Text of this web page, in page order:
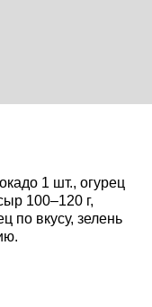
1 шт., огурец
100–120 г,
по вкусу, зелень